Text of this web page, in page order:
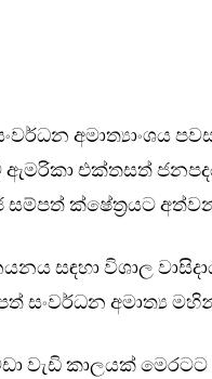
අමාත්‍යාංශය
ඇමරිකා එක්තසත්
සම්පත් ක්ෂේත්‍රයට
සඳහා විශාල
සංවර්ධන අමාත්‍ය
වැඩි කාලයක්